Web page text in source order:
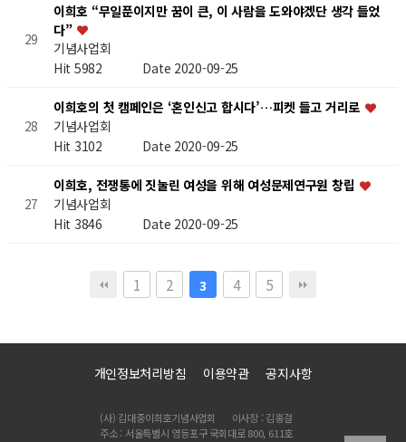
29
이희호 “무일푼이지만 꿈이 큰, 이 사람을 도와야겠단 생각 들었
다”
기념사업회
Hit 5982 Date 2020-09-25
28
이희호의 첫 캠페인은 ‘혼인신고 합시다’…피켓 들고 거리로
기념사업회
Hit 3102 Date 2020-09-25
27
이희호, 전쟁통에 짓눌린 여성을 위해 여성문제연구원 창립
기념사업회
Hit 3846 Date 2020-09-25
1 2 3 4 5
개인정보처리방침 이용약관 공지사항
(사) 김대중이희호기념사업회
이사장 : 김홍걸
주소 : 서울특별시 영등포구 국회대로 800, 611호